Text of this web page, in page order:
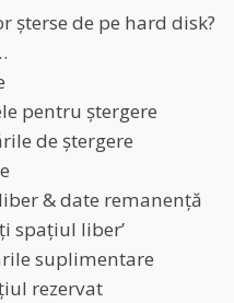
șterse de pe hard disk?
pentru ștergere
de ștergere
& date remanență
spațiul liber’
suplimentare
rezervat